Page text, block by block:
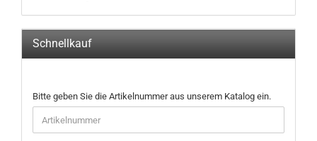
Schnellkauf
BITTE
GEBEN
SIE
DIE
Bitte geben Sie die Artikelnummer aus unserem Katalog ein.